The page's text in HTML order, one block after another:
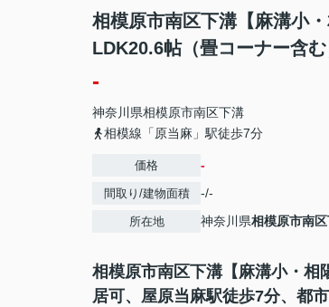
相模原市南区下溝【麻溝小
LDK20.6帖（畳コーナー含む
-
神奈川県相模原市南区下溝
相模線「原当麻」駅徒歩7分
価格 -
間取り/建物面積 -/-
所在地 神奈川県相模原市南区
相模原市南区下溝【麻溝小・相
居可、屋原当麻駅徒歩7分、都